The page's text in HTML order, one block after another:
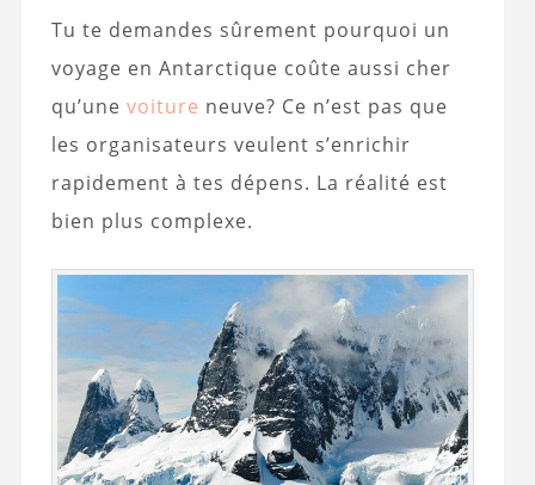
Tu te demandes sûrement pourquoi un
voyage en Antarctique coûte aussi cher
qu’une voiture neuve? Ce n’est pas que
les organisateurs veulent s’enrichir
rapidement à tes dépens. La réalité est
bien plus complexe.